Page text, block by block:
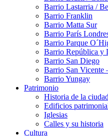
Barrio Lastarria /
Barrio Franklin
Barrio Matta Sur
Barrio Parí­s
Barrio Parque
Barrio República y
Barrio San Diego
Barrio San Vicente
Barrio Yungay
Patrimonio
Historia de la ciudad
Edificios
Iglesias
Calles y su historia
Cultura